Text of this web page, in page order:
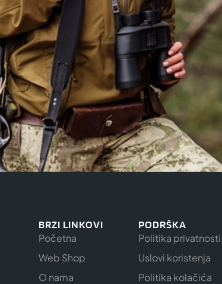
BRZI LINKOVI
Početna
Web Shop
O nama
PODRŠKA
Politika privatnosti
Uslovi koristenja
Politika kolačića